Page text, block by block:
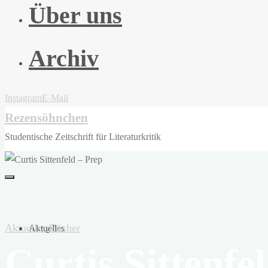
Über uns
Archiv
InstagramE-Mail
Rezensöhnchen
Studentische Zeitschrift für Literaturkritik
Aktuelles
Aktuelles Bücher